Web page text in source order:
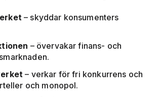
– skyddar konsumenters
– övervakar finans- och
– verkar för fri konkurrens och
och monopol.